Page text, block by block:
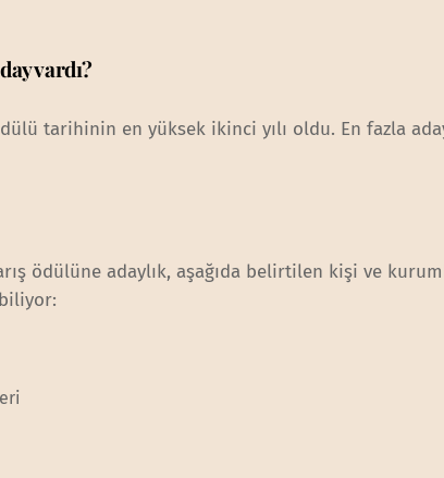
vardı?
tarihinin en yüksek ikinci yılı oldu. En fazla
ödülüne adaylık, aşağıda belirtilen kişi ve